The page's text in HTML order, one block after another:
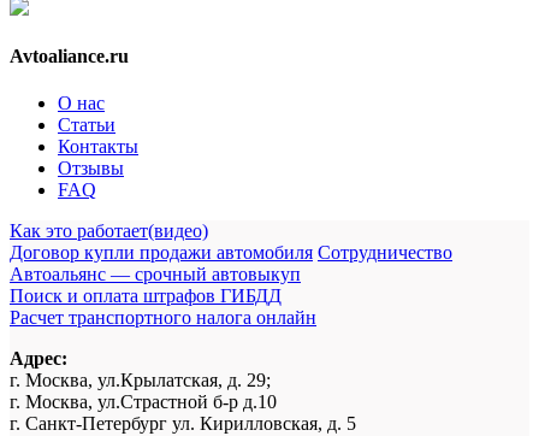
Avtoaliance.ru
О нас
Статьи
Контакты
Отзывы
FAQ
Как это работает(видео)
Договор купли продажи автомобиля Сотрудничество
Автоальянс — срочный автовыкуп
Поиск и оплата штрафов ГИБДД
Расчет транспортного налога онлайн
Адрес:
г. Москва, ул.Крылатская, д. 29;
г. Москва, ул.Страстной б-р д.10
г. Санкт-Петербург ул. Кирилловская, д. 5